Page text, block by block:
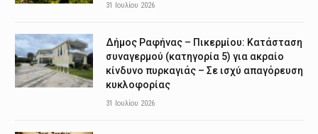
31 Ιουλίου 2026
Δήμος Ραφήνας – Πικερμίου: Κατάσταση
συναγερμού (κατηγορία 5) για ακραίο
κίνδυνο πυρκαγιάς – Σε ισχύ απαγόρευση
κυκλοφορίας
31 Ιουλίου 2026